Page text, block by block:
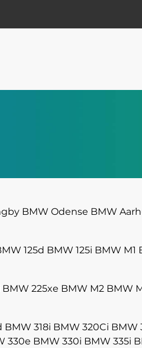
BMW Odense BMW
125d BMW 125i BMW M1
BMW 225xe BMW M2 BMW
BMW 318i BMW 320Ci BMW
330e BMW 330i BMW 335i